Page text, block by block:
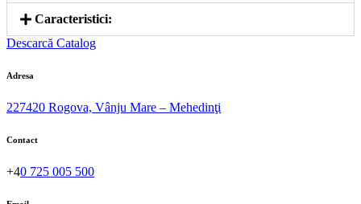
Caracteristici:
Descarcă Catalog
Adresa
227420 Rogova, Vânju Mare – Mehedinţi
Contact
+40 725 005 500